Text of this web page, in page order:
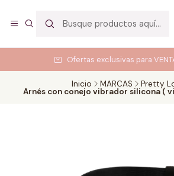
Ofertas exclusivas para
Inicio MARCAS Pretty
Arnés con conejo vibrador silicona (